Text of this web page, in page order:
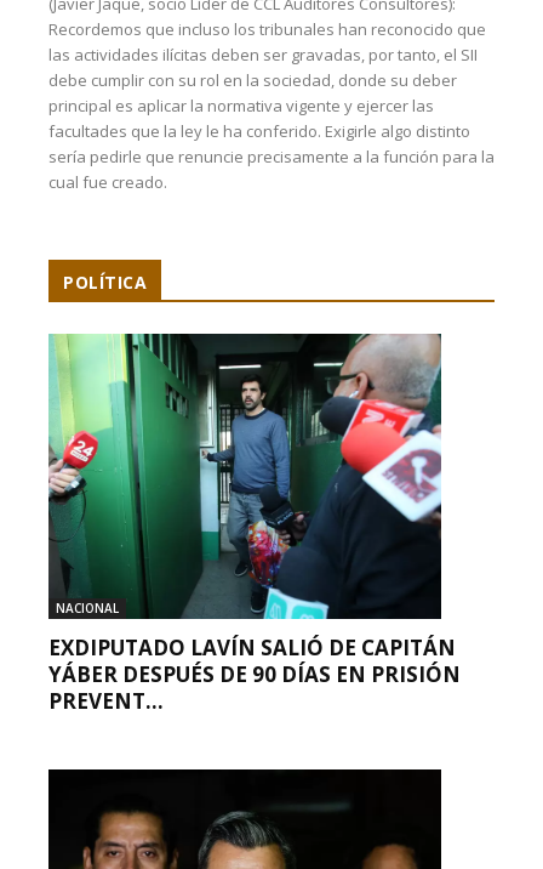
Recordemos que incluso los tribunales han reconocido que
las actividades ilícitas deben ser gravadas, por tanto, el SII
debe cumplir con su rol en la sociedad, donde su deber
principal es aplicar la normativa vigente y ejercer las
facultades que la ley le ha conferido. Exigirle algo distinto
sería pedirle que renuncie precisamente a la función para la
cual fue creado.
POLÍTICA
NACIONAL
EXDIPUTADO LAVÍN SALIÓ DE CAPITÁN
YÁBER DESPUÉS DE 90 DÍAS EN PRISIÓN
PREVENT...